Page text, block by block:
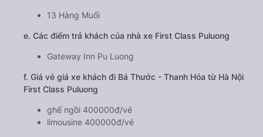
13 Hàng Muối
e. Các điểm trả khách của nhà xe First Class Puluong
Gateway Inn Pu Luong
f. Giá vé giá xe khách đi Bá Thước - Thanh Hóa từ Hà Nội
First Class Puluong
ghế ngồi 400000đ/vé
limousine 400000đ/vé